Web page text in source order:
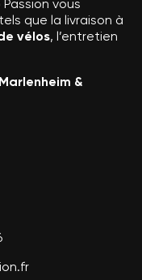
vous
que la livraison à
vélos, l’entretien
&